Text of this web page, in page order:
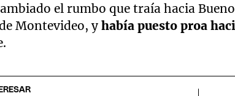
el rumbo que traía hacia
Montevideo, y había puesto proa